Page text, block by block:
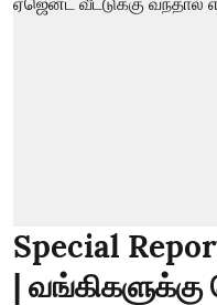
Special
|